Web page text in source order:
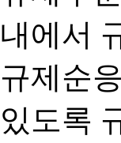
내에서
규제순
있도록